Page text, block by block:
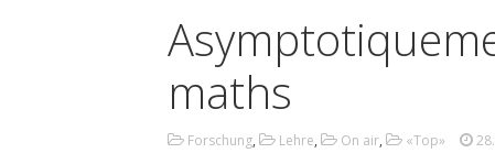
maths
Forschung, Lehre, On air, «Top»